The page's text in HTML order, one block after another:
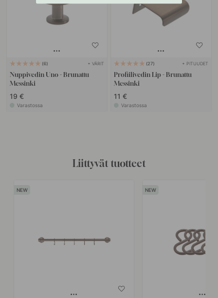
6 + VÄRIT
Nuppivedin Uno - Brunattu
Messinki
19 €
Varastossa
27 + PITUUDET
Profiilivedin Lip - Brunattu
Messinki
11 €
Varastossa
Liittyvät tuotteet